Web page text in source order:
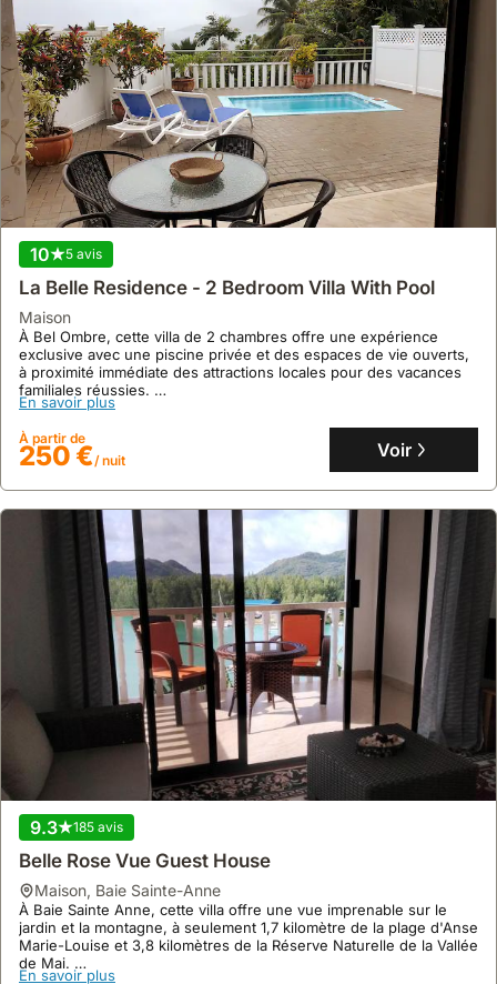
10 5 avis
La Belle Residence - 2 Bedroom Villa With Pool
maison
À Bel Ombre, cette villa de 2 chambres offre une expérience
exclusive avec une piscine privée et des espaces de vie ouverts,
à proximité immédiate des attractions locales pour des vacances
familiales réussies.
Cette location de villa dispose de deux chambres avec salles de
bains attenantes à l'étage, d'une cuisine équipée, de la
climatisation, d'une connexion internet et d'installations de
barbecue pour un séjour confortable de 4 personnes.
En savoir plus
À partir de
250 €/ nuit Voir
9.3 185 avis
Belle Rose Vue Guest House
maison, Baie Sainte-Anne
À Baie Sainte Anne, cette villa offre une vue imprenable sur le
jardin et la montagne, à seulement 1,7 kilomètre de la plage d'Anse
Marie-Louise et 3,8 kilomètres de la Réserve Naturelle de la Vallée
de Mai.
En savoir plus